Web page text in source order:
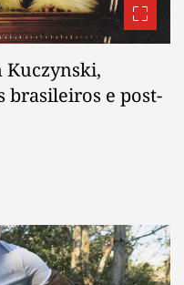
Kuczynski,
brasileiros e post-